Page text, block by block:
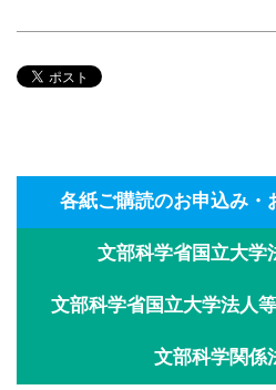
各紙ご購読のお申込み・
文部科学省国立大学
文部科学省国立大学法人
文部科学関係